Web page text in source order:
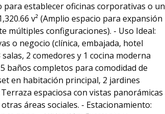
establecer oficinas corporativas o un
v² (Amplio espacio para expansión
múltiples configuraciones). - Uso Ideal:
o negocio (clínica, embajada, hotel
2 comedores y 1 cocina moderna
baños completos para comodidad de
en habitación principal, 2 jardines
espaciosa con vistas panorámicas
áreas sociales. - Estacionamiento: